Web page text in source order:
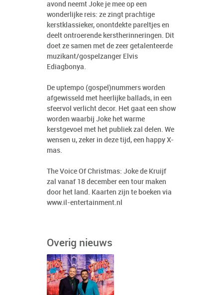
avond neemt Joke je mee op een
wonderlijke reis: ze zingt prachtige
kerstklassieker, onontdekte pareltjes en
deelt ontroerende kerstherinneringen. Dit
doet ze samen met de zeer getalenteerde
muzikant/gospelzanger Elvis
Ediagbonya.
De uptempo (gospel)nummers worden
afgewisseld met heerlijke ballads, in een
sfeervol verlicht decor. Het gaat een show
worden waarbij Joke het warme
kerstgevoel met het publiek zal delen. We
wensen u, zeker in deze tijd, een happy X-
mas.
The Voice Of Christmas: Joke de Kruijf
zal vanaf 18 december een tour maken
door het land. Kaarten zijn te boeken via
www.il-entertainment.nl
Overig nieuws